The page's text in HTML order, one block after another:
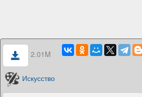
2.01M
Искусство